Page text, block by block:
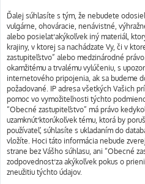
Ďalej súhlasíte s tým, že nebudete
vulgárne, ohováracie, nenávistné,
alebo posielať akýkoľvek iný materiál,
krajiny, v ktorej sa nachádzate Vy, či v
zastupiteľstvo” alebo medzinárodné
okamžitému a trvalému vylúčeniu, s
internetového pripojenia, ak sa budeme
požadované. IP adresa všetkých Vašich
pomoc vo vymožiteľnosti týchto
“Obecné zastupiteľstvo” má právo
uzamknúť ktorúkoľvek tému, ktorá by
používateľ, súhlasíte s ukladaním do
vložíte. Hoci táto informácia nebude
strane bez Vášho súhlasu, ani “Obecné
zodpovednosť za akýkoľvek pokus o
zneužitiu týchto údajov.